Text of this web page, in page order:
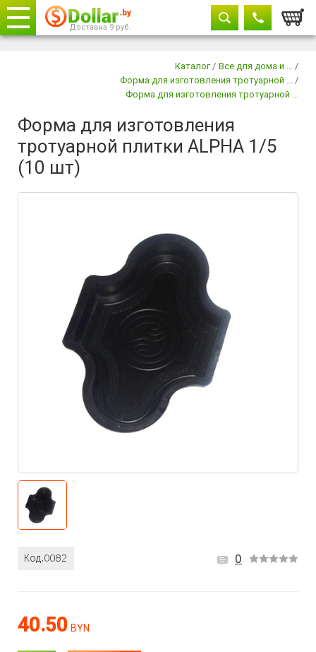
8029 604-11-33
Доставка 9 руб.
Каталог / Все для дома и ... /
Форма для изготовления тротуарной ... /
Форма для изготовления тротуарной ...
Форма для изготовления
тротуарной плитки ALPHA 1/5
(10 шт)
0
40.50 BYN